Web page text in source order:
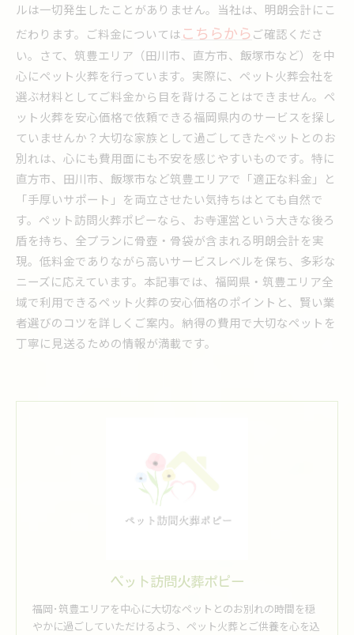
ルは一切発生したことがありません。当社は、明朗会計にこ
だわります。ご料金についてはこちらからご確認くださ
い。さて、筑豊エリア（田川市、直方市、飯塚市など）を中
心にペット火葬を行っています。実際に、ペット火葬会社を
選ぶ材料としてご料金から目を背けることはできません。ペ
ット火葬を安心価格で依頼できる福岡県内のサービスを探し
ていませんか？大切な家族として過ごしてきたペットとのお
別れは、心にも費用面にも不安を感じやすいものです。特に
直方市、田川市、飯塚市など筑豊エリアで「適正な料金」と
「手厚いサポート」を両立させたい気持ちはとても自然で
す。ペット訪問火葬ポピーなら、お寺運営という大きな後ろ
盾を持ち、全プランに骨壺・骨袋が含まれる明朗会計を実
現。低料金でありながら高いサービスレベルを保ち、多彩な
ニーズに応えています。本記事では、福岡県・筑豊エリア全
域で利用できるペット火葬の安心価格のポイントと、賢い業
者選びのコツを詳しくご案内。納得の費用で大切なペットを
丁寧に見送るための情報が満載です。
ペット訪問火葬ポピー
福岡･筑豊エリアを中心に大切なペットとのお別れの時間を穏
やかに過ごしていただけるよう、ペット火葬とご供養を心を込